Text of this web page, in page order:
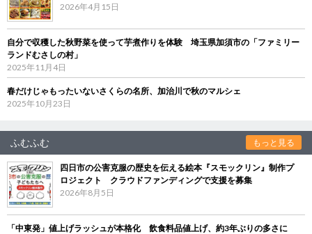
2026年4月15日
自分で収穫した秋野菜を使って芋煮作りを体験 埼玉県加須市の「ファミリー
ランドむさしの村」
2025年11月4日
春だけじゃもったいないさくらの名所、加治川で秋のマルシェ
2025年10月23日
ふむふむ もっと見る
四日市の公害克服の歴史を伝える絵本『スモックリン』制作プ
ロジェクト クラウドファンディングで支援を募集
2026年8月5日
「中東発」値上げラッシュが本格化 飲食料品値上げ、約3年ぶりの多さに